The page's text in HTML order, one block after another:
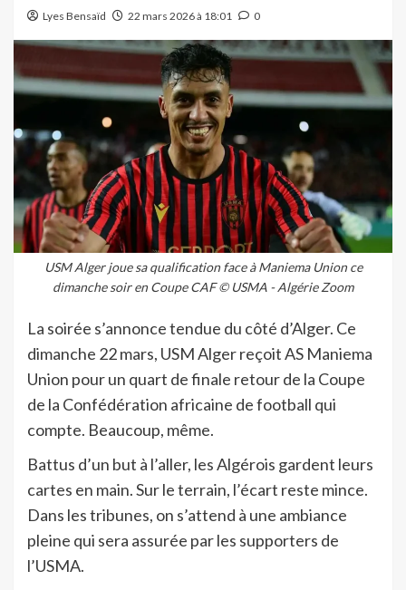
Lyes Bensaïd 22 mars 2026 à 18:01 0
USM Alger joue sa qualification face à Maniema Union ce
dimanche soir en Coupe CAF © USMA - Algérie Zoom
La soirée s’annonce tendue du côté d’Alger. Ce
dimanche 22 mars, USM Alger reçoit AS Maniema
Union pour un quart de finale retour de la Coupe
de la Confédération africaine de football qui
compte. Beaucoup, même.
Battus d’un but à l’aller, les Algérois gardent leurs
cartes en main. Sur le terrain, l’écart reste mince.
Dans les tribunes, on s’attend à une ambiance
pleine qui sera assurée par les supporters de
l’USMA.